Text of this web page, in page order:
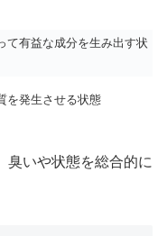
て有益な成分を生み出す状
を発生させる状態
臭いや状態を総合的に